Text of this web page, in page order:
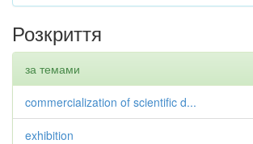
Розкриття
за темами
commercialization of scientific d...
exhibition